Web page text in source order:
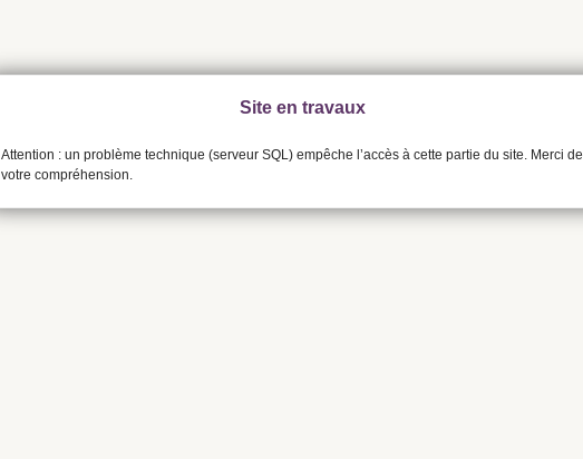
Site en travaux
Attention : un problème technique (serveur SQL) empêche l’accès à cette partie du site. Merci de
votre compréhension.